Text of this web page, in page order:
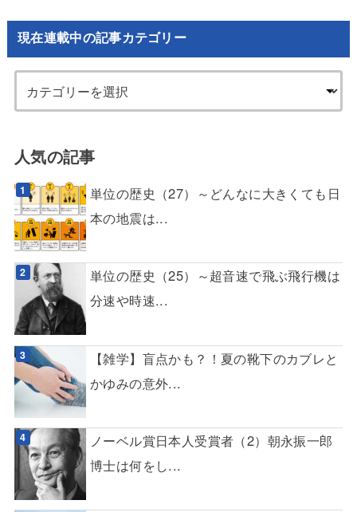
現在連載中の記事カテゴリー
人気の記事
単位の歴史（27）～どんなに大きくても日
本の地震は...
単位の歴史（25）～超音速で飛ぶ飛行機は
分速や時速...
【雑学】盲点かも？！夏の靴下のカブレと
かゆみの意外...
ノーベル賞日本人受賞者（2）朝永振一郎
博士は何をし...